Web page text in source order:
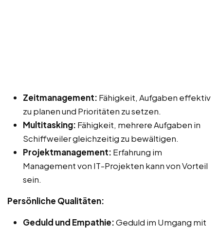
Zeitmanagement: Fähigkeit, Aufgaben effektiv
zu planen und Prioritäten zu setzen.
Multitasking: Fähigkeit, mehrere Aufgaben in
Schiffweiler gleichzeitig zu bewältigen.
Projektmanagement: Erfahrung im
Management von IT-Projekten kann von Vorteil
sein.
Persönliche Qualitäten:
Geduld und Empathie:Geduld im Umgang mit